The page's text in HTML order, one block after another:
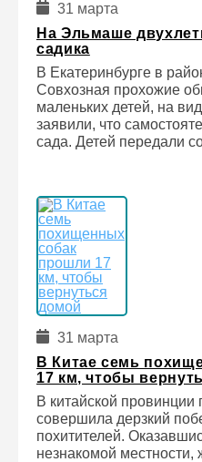
31 марта
На Эльмаше
садика
В Екатеринбурге в
Совхозная прохожие
маленьких детей, на
заявили, что
сада. Детей передали
31 марта
В Китае семь
17 км, чтобы
В китайской провинции
совершила дерзкий
похитителей.
незнакомой